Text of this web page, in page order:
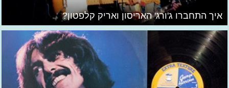
איך התחברו ג'ורג' האריסון ואריק קלפטון?